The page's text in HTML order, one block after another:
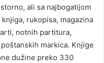
ali sa najbogatijom
rukopisa, magazina
notnih partitura,
markica. Knjige
dužine preko 330